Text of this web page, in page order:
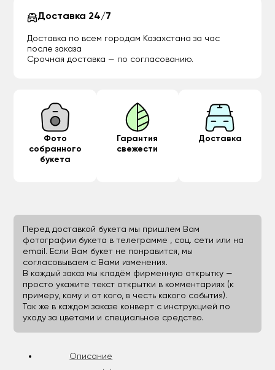
Доставка 24/7
Доставка по всем городам Казахстана за час
после заказа
Срочная доставка — по согласованию.
Фото
собранного
букета
Гарантия
свежести
Доставка
Перед доставкой букета мы пришлем Вам
фотографии букета в телеграмме , соц. сети или на
email. Если Вам букет не понравится, мы
согласовываем с Вами изменения.
В каждый заказ мы кладём фирменную открытку —
просто укажите текст открытки в комментариях (к
примеру, кому и от кого, в честь какого события).
Так же в каждом заказе конверт с инструкцией по
уходу за цветами и специальное средство.
Описание